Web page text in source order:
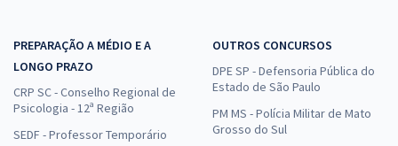
PREPARAÇÃO A MÉDIO E A
LONGO PRAZO
CRP SC - Conselho Regional de
Psicologia - 12ª Região
SEDF - Professor Temporário
OUTROS CONCURSOS
DPE SP - Defensoria Pública do
Estado de São Paulo
PM MS - Polícia Militar de Mato
Grosso do Sul